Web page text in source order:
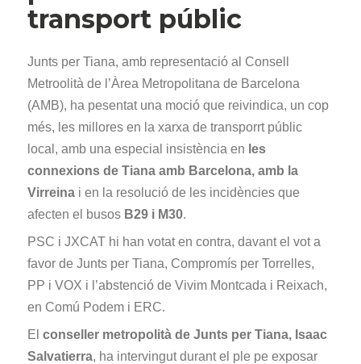
transport públic
Junts per Tiana, amb representació al Consell
Metroolità de l’Àrea Metropolitana de Barcelona
(AMB), ha pesentat una moció que reivindica, un cop
més, les millores en la xarxa de transporrt públic
local, amb una especial insistència en les
connexions de Tiana amb Barcelona, amb la
Virreina i en la resolució de les incidències que
afecten el busos B29 i M30.
PSC i JXCAT hi han votat en contra, davant el vot a
favor de Junts per Tiana, Compromís per Torrelles,
PP i VOX i l’abstenció de Vivim Montcada i Reixach,
en Comú Podem i ERC.
Elconseller metropolità de Junts per Tiana, Isaac
Salvatierra, ha intervingut durant el ple pe exposar